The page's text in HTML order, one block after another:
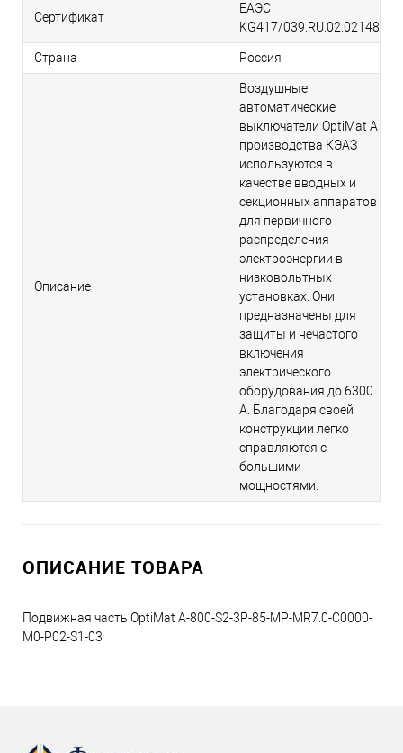
Сертификат
ЕАЭС
KG417/039.RU.02.02148
Страна Россия
Описание
Воздушные
автоматические
выключатели OptiMat А
производства КЭАЗ
используются в
качестве вводных и
секционных аппаратов
для первичного
распределения
электроэнергии в
низковольтных
установках. Они
предназначены для
защиты и нечастого
включения
электрического
оборудования до 6300
A. Благодаря своей
конструкции легко
справляются с
большими
мощностями.
ОПИСАНИЕ ТОВАРА
Подвижная часть OptiMat A-800-S2-3P-85-MP-MR7.0-C0000-
M0-P02-S1-03